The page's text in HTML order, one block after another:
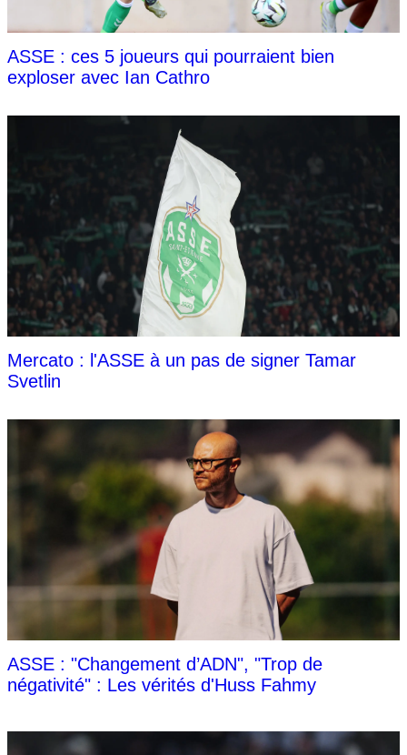
ASSE : ces 5 joueurs qui pourraient bien
exploser avec Ian Cathro
Mercato : l'ASSE à un pas de signer Tamar
Svetlin
ASSE : "Changement d’ADN", "Trop de
négativité" : Les vérités d'Huss Fahmy